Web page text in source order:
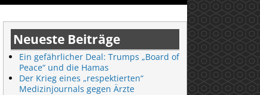
Neueste Beiträge
Ein gefährlicher Deal: Trumps „Board of
Peace“ und die Hamas
Der Krieg eines „respektierten“
Medizinjournals gegen Ärzte